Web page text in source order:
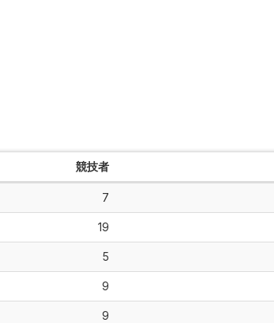
競技者
7
19
5
9
9